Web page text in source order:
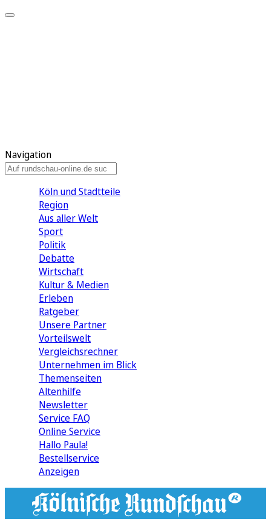
Navigation
Köln und Stadtteile
Region
Aus aller Welt
Sport
Politik
Debatte
Wirtschaft
Kultur & Medien
Erleben
Ratgeber
Unsere Partner
Vorteilswelt
Vergleichsrechner
Unternehmen im Blick
Themenseiten
Altenhilfe
Newsletter
Service FAQ
Online Service
Hallo Paula!
Bestellservice
Anzeigen